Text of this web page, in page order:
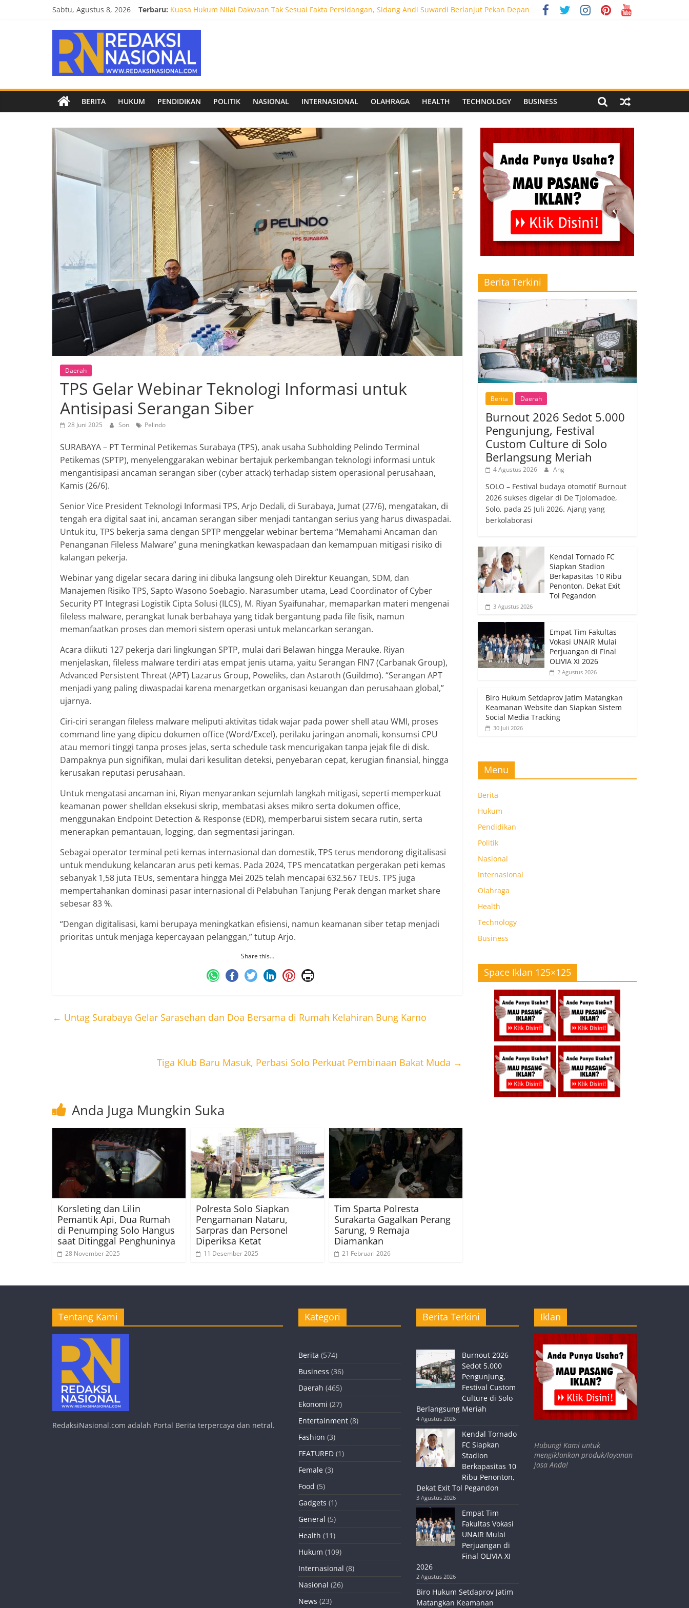
Sabtu, Agustus 8, 2026 Terbaru: Kuasa Hukum Nilai Dakwaan Tak Sesuai Fakta Persidangan, Sidang Andi Suwardi Berlanjut Pekan Depan
Kendal Tornado FC Siapkan Stadion Berkapasitas 10 Ribu Penonton, Dekat Exit Tol Pegandon
Empat Tim Fakultas Vokasi UNAIR Mulai Perjuangan di Final OLIVIA XI 2026
Biro Hukum Setdaprov Jatim Matangkan Keamanan Website dan Siapkan Sistem Social Media Tracking
Redaksi
Nasional
Berita
terpercaya
netral
BERITA HUKUM PENDIDIKAN POLITIK NASIONAL INTERNASIONAL OLAHRAGA HEALTH TECHNOLOGY BUSINESS
Daerah
TPS Gelar Webinar Teknologi Informasi untuk
Antisipasi Serangan Siber
28 Juni 2025 Son Pelindo
SURABAYA – PT Terminal Petikemas Surabaya (TPS), anak usaha Subholding Pelindo Terminal
Petikemas (SPTP), menyelenggarakan webinar bertajuk perkembangan teknologi informasi untuk
mengantisipasi ancaman serangan siber (cyber attack) terhadap sistem operasional perusahaan,
Kamis (26/6).
Senior Vice President Teknologi Informasi TPS, Arjo Dedali, di Surabaya, Jumat (27/6), mengatakan, di
tengah era digital saat ini, ancaman serangan siber menjadi tantangan serius yang harus diwaspadai.
Untuk itu, TPS bekerja sama dengan SPTP menggelar webinar bertema “Memahami Ancaman dan
Penanganan Fileless Malware” guna meningkatkan kewaspadaan dan kemampuan mitigasi risiko di
kalangan pekerja.
Webinar yang digelar secara daring ini dibuka langsung oleh Direktur Keuangan, SDM, dan
Manajemen Risiko TPS, Sapto Wasono Soebagio. Narasumber utama, Lead Coordinator of Cyber
Security PT Integrasi Logistik Cipta Solusi (ILCS), M. Riyan Syaifunahar, memaparkan materi mengenai
fileless malware, perangkat lunak berbahaya yang tidak bergantung pada file fisik, namun
memanfaatkan proses dan memori sistem operasi untuk melancarkan serangan.
Acara diikuti 127 pekerja dari lingkungan SPTP, mulai dari Belawan hingga Merauke. Riyan
menjelaskan, fileless malware terdiri atas empat jenis utama, yaitu Serangan FIN7 (Carbanak Group),
Advanced Persistent Threat (APT) Lazarus Group, Poweliks, dan Astaroth (Guildmo). “Serangan APT
menjadi yang paling diwaspadai karena menargetkan organisasi keuangan dan perusahaan global,”
ujarnya.
Ciri-ciri serangan fileless malware meliputi aktivitas tidak wajar pada power shell atau WMI, proses
command line yang dipicu dokumen office (Word/Excel), perilaku jaringan anomali, konsumsi CPU
atau memori tinggi tanpa proses jelas, serta schedule task mencurigakan tanpa jejak file di disk.
Dampaknya pun signifikan, mulai dari kesulitan deteksi, penyebaran cepat, kerugian finansial, hingga
kerusakan reputasi perusahaan.
Untuk mengatasi ancaman ini, Riyan menyarankan sejumlah langkah mitigasi, seperti memperkuat
keamanan power shelldan eksekusi skrip, membatasi akses mikro serta dokumen office,
menggunakan Endpoint Detection & Response (EDR), memperbarui sistem secara rutin, serta
menerapkan pemantauan, logging, dan segmentasi jaringan.
Sebagai operator terminal peti kemas internasional dan domestik, TPS terus mendorong digitalisasi
untuk mendukung kelancaran arus peti kemas. Pada 2024, TPS mencatatkan pergerakan peti kemas
sebanyak 1,58 juta TEUs, sementara hingga Mei 2025 telah mencapai 632.567 TEUs. TPS juga
mempertahankan dominasi pasar internasional di Pelabuhan Tanjung Perak dengan market share
sebesar 83 %.
“Dengan digitalisasi, kami berupaya meningkatkan efisiensi, namun keamanan siber tetap menjadi
prioritas untuk menjaga kepercayaan pelanggan,” tutup Arjo.
Share this…
← Untag Surabaya Gelar Sarasehan dan Doa Bersama di Rumah Kelahiran Bung Karno
Tiga Klub Baru Masuk, Perbasi Solo Perkuat Pembinaan Bakat Muda →
Anda Juga Mungkin Suka
Korsleting dan Lilin
Pemantik Api, Dua Rumah
di Penumping Solo Hangus
saat Ditinggal Penghuninya
28 November 2025
Polresta Solo Siapkan
Pengamanan Nataru,
Sarpras dan Personel
Diperiksa Ketat
11 Desember 2025
Tim Sparta Polresta
Surakarta Gagalkan Perang
Sarung, 9 Remaja
Diamankan
21 Februari 2026
Berita Terkini
Berita Daerah
Burnout 2026 Sedot 5.000
Pengunjung, Festival
Custom Culture di Solo
Berlangsung Meriah
4 Agustus 2026 Ang
SOLO – Festival budaya otomotif Burnout
2026 sukses digelar di De Tjolomadoe,
Solo, pada 25 Juli 2026. Ajang yang
berkolaborasi
Kendal Tornado FC
Siapkan Stadion
Berkapasitas 10 Ribu
Penonton, Dekat Exit
Tol Pegandon
3 Agustus 2026
Empat Tim Fakultas
Vokasi UNAIR Mulai
Perjuangan di Final
OLIVIA XI 2026
2 Agustus 2026
Biro Hukum Setdaprov Jatim Matangkan
Keamanan Website dan Siapkan Sistem
Social Media Tracking
30 Juli 2026
Menu
Berita
Hukum
Pendidikan
Politik
Nasional
Internasional
Olahraga
Health
Technology
Business
Space Iklan 125×125
Tentang Kami
RedaksiNasional.com adalah Portal Berita terpercaya dan netral.
Kategori
Berita (574)
Business (36)
Daerah (465)
Ekonomi (27)
Entertainment (8)
Fashion (3)
FEATURED (1)
Female (3)
Food (5)
Gadgets (1)
General (5)
Health (11)
Hukum (109)
Internasional (8)
Nasional (26)
News (23)
Berita Terkini
Burnout 2026
Sedot 5.000
Pengunjung,
Festival Custom
Culture di Solo
Berlangsung Meriah
4 Agustus 2026
Kendal Tornado
FC Siapkan
Stadion
Berkapasitas 10
Ribu Penonton,
Dekat Exit Tol Pegandon
3 Agustus 2026
Empat Tim
Fakultas Vokasi
UNAIR Mulai
Perjuangan di
Final OLIVIA XI
2026
2 Agustus 2026
Biro Hukum Setdaprov Jatim
Matangkan Keamanan
Iklan
Hubungi Kami untuk
mengiklankan produk/layanan
jasa Anda!